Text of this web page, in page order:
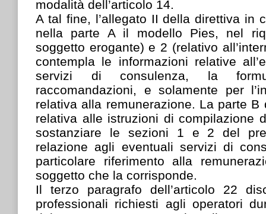
modalità dell’articolo 14.
A tal fine, l’allegato II della direttiva in
nella parte A il modello Pies, nel
soggetto erogante) e 2 (relativo
contempla le informazioni relative
servizi di consulenza, la
raccomandazioni, e solamente per
relativa alla remunerazione. La parte B
relativa alle istruzioni di compilazione
sostanziare le sezioni 1 e 2 del
relazione agli eventuali servizi di
particolare riferimento alla
soggetto che la corrisponde.
Il terzo paragrafo dell’articolo 22
professionali richiesti agli operatori